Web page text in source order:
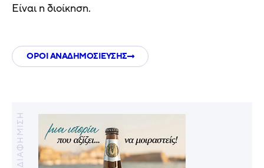
Είναι η διοίκηση.
ΟΡΟΙ ΑΝΑΔΗΜΟΣΙΕΥΣΗΣ
ΔΙΑΦΗΜΙΣΗ